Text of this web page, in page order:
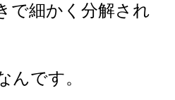
で細かく分解され
んです。